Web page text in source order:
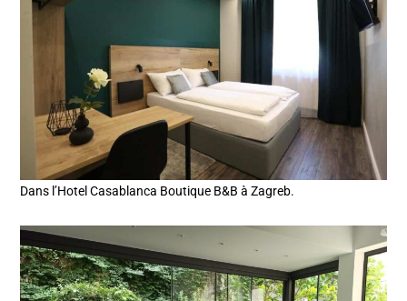
Dans l’Hotel Casablanca Boutique B&B à Zagreb.